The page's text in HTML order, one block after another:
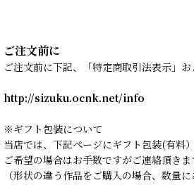
ご注文前に
ご注文前に下記、「特定商取引法表示」
http://sizuku.ocnk.net/info
※ギフト包装について
当店では、下記ページにギフト包装(有料
ご希望の場合はお手数ですがご連絡頂きま
（形状の違う作品をご購入の場合、数量